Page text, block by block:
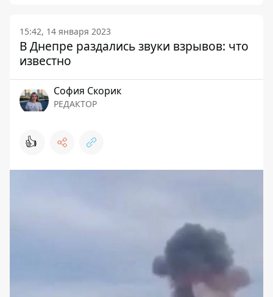
15:42, 14 января 2023
В Днепре раздались звуки взрывов: что
известно
София Скорик
РЕДАКТОР
👍